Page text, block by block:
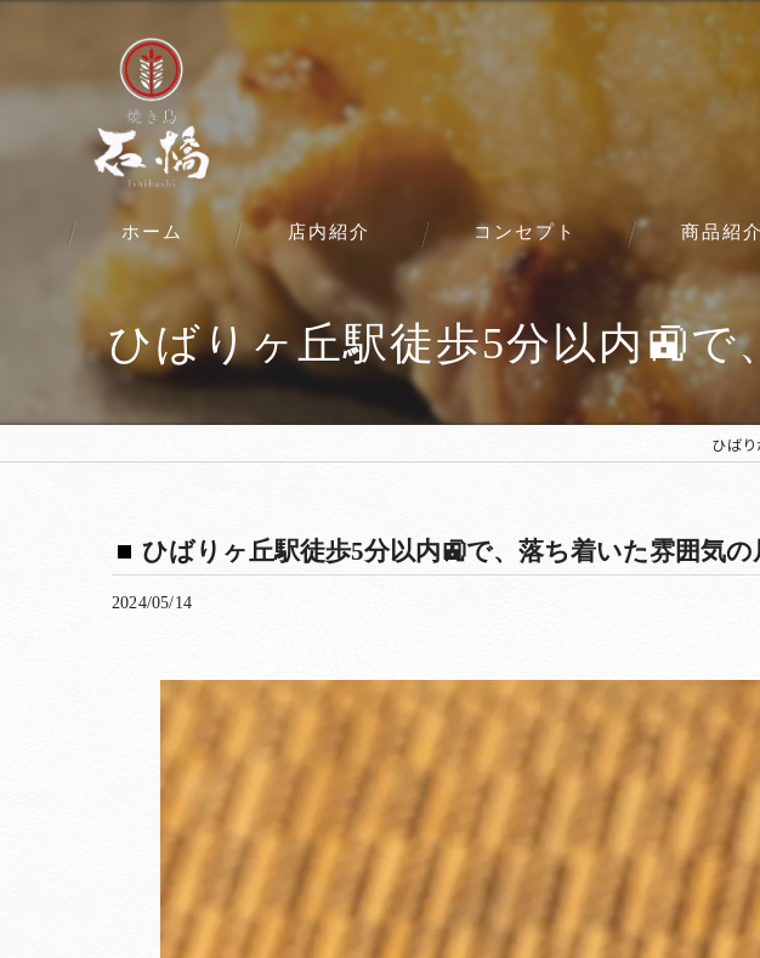
ホーム 店内紹介 コンセプト 商品紹介
ひばりヶ丘駅徒歩5分以内🚉
ひば
ひばりヶ丘駅徒歩5分以内🚉で、落ち着いた雰囲気の
2024/05/14